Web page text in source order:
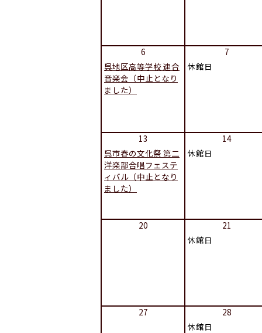
6
呉地区高等学校 連合
音楽会（中止となり
ました）
7
休館日
13
呉市春の文化祭 第二
洋楽部合唱フェステ
ィバル（中止となり
ました）
14
休館日
20
21
休館日
27
28
休館日